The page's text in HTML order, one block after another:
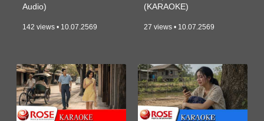
Audio)
142 views • 10.07.2569
(KARAOKE)
27 views • 10.07.2569